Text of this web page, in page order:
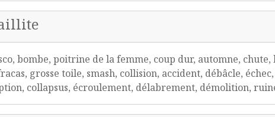
bombe, poitrine de la femme, coup dur, automne,
grosse toile, smash, collision, accident, débâcle,
collapsus, écroulement, délabrement, démolition,